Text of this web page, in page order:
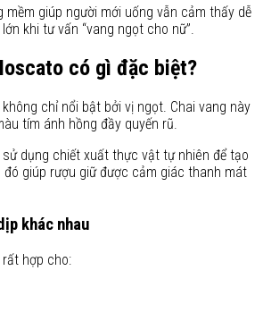
mềm giúp người mới uống vẫn cảm thấy dễ
khi tư vấn “vang ngọt cho nữ”.
có gì đặc biệt?
chỉ nổi bật bởi vị ngọt. Chai vang này
tím ánh hồng đầy quyến rũ.
dụng chiết xuất thực vật tự nhiên để tạo
giúp rượu giữ được cảm giác thanh mát
khác nhau
hợp cho: